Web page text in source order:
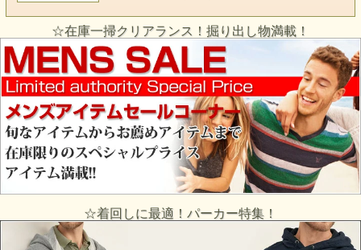
☆在庫一掃クリアランス！掘り出し物満載！
☆着回しに最適！パーカー特集！